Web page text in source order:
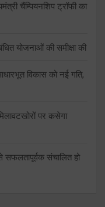
चैंम्पियनशिप ट्रॉफी का
योजनाओं की समीक्षा की
विकास को नई गति,
पर कसेगा
सफलतापूर्वक संचालित हो